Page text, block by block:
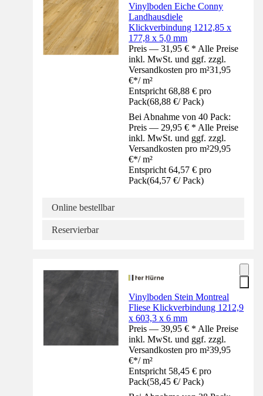
Vinylboden Eiche Conny
Landhausdiele
Klickverbindung 1212,85 x
177,8 x 5,0 mm
Preis — 31,95 € * Alle Preise
inkl. MwSt. und ggf. zzgl.
Versandkosten pro m²31,95
€*/ m²
Entspricht 68,88 € pro
Pack(68,88 €/ Pack)
Bei Abnahme von 40 Pack:
Preis — 29,95 € * Alle Preise
inkl. MwSt. und ggf. zzgl.
Versandkosten pro m²29,95
€*/ m²
Entspricht 64,57 € pro
Pack(64,57 €/ Pack)
Online bestellbar
Reservierbar
Vinylboden Stein Montreal
Fliese Klickverbindung 1212,9
x 603,3 x 6 mm
Preis — 39,95 € * Alle Preise
inkl. MwSt. und ggf. zzgl.
Versandkosten pro m²39,95
€*/ m²
Entspricht 58,45 € pro
Pack(58,45 €/ Pack)